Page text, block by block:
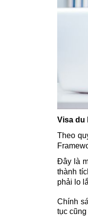
Visa du
Theo
Đây là
thành
phải lo
Chính
tục